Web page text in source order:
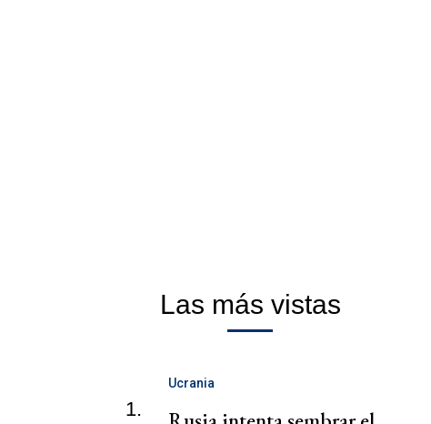
Las más vistas
1.
Ucrania